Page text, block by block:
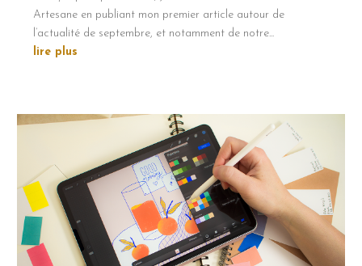
Artesane en publiant mon premier article autour de
l’actualité de septembre, et notamment de notre...
lire plus